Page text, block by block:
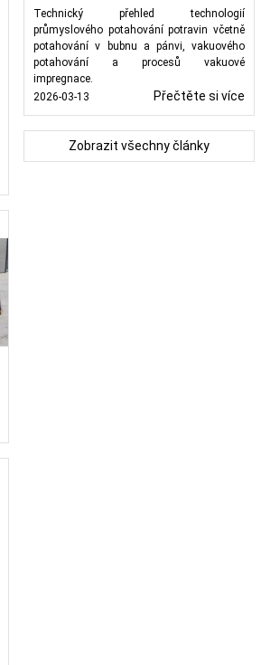
Technický přehled technologií
průmyslového potahování potravin včetně
potahování v bubnu a pánvi, vakuového
potahování a procesů vakuové
impregnace.
2026-03-13
Přečtěte si více
Zobrazit všechny články